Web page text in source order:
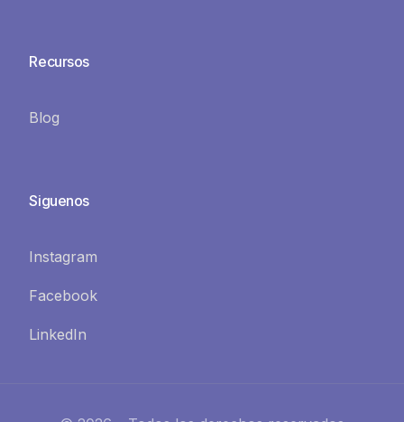
Recursos
Blog
Siguenos
Instagram
Facebook
LinkedIn